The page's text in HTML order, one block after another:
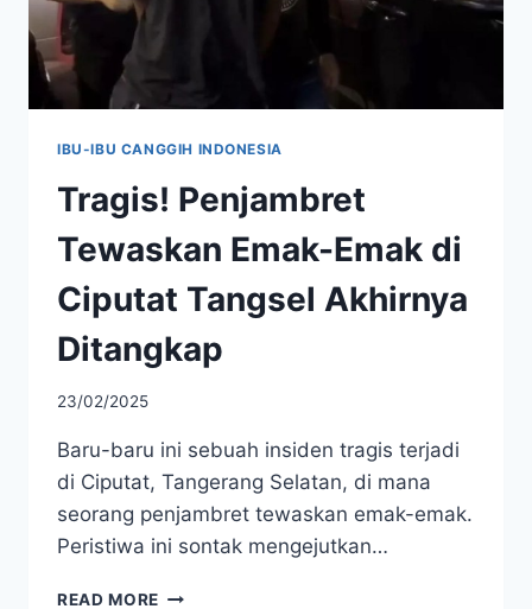
IBU-IBU CANGGIH INDONESIA
Tragis! Penjambret
Tewaskan Emak-Emak di
Ciputat Tangsel Akhirnya
Ditangkap
23/02/2025
Baru-baru ini sebuah insiden tragis terjadi
di Ciputat, Tangerang Selatan, di mana
seorang penjambret tewaskan emak-emak.
Peristiwa ini sontak mengejutkan…
READ MORE TRAGIS!